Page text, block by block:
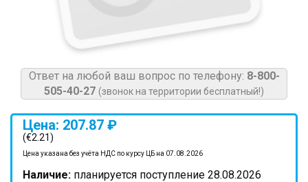
Ответ на любой ваш вопрос по телефону: 8-800-
505-40-27 (звонок на территории бесплатный!)
Цена: 207.87 ₽
(€2.21)
Цена указана без учёта НДС по курсу ЦБ на 07.08.2026
Наличие: планируется поступление 28.08.2026